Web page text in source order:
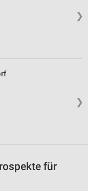
❯
❯
für
oder